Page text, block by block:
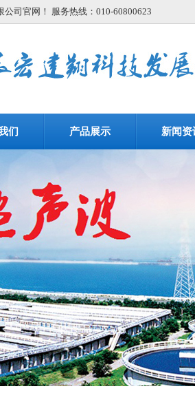
司官网！ 服务热线：010-60800623
们 产品展示 新闻资